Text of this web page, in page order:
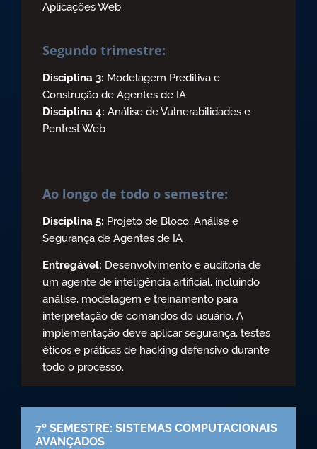
Aplicações Web
Segundo trimestre:
Disciplina 3: Modelagem Preditiva e
Construção de Agentes de IA
Disciplina 4: Análise de Vulnerabilidades e
Pentest Web
Ao longo de todo o semestre:
Disciplina 5: Projeto de Bloco: Análise e
Segurança de Agentes de IA
Entregável: Desenvolvimento e auditoria de
um agente de inteligência artificial, incluindo
análise, modelagem e treinamento para
interpretação de comandos do usuário. A
implementação deve aplicar segurança, testes
éticos e práticas de hacking defensivo durante
todo o processo.
7º SEMESTRE: SISTEMAS COMPUTACIONAIS
AVANÇADOS